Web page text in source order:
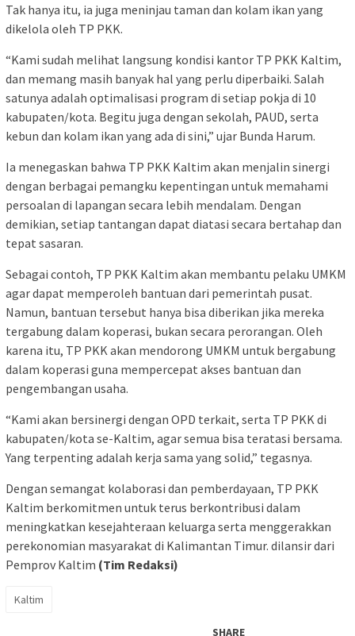
Tak hanya itu, ia juga meninjau taman dan kolam ikan yang
dikelola oleh TP PKK.
“Kami sudah melihat langsung kondisi kantor TP PKK Kaltim,
dan memang masih banyak hal yang perlu diperbaiki. Salah
satunya adalah optimalisasi program di setiap pokja di 10
kabupaten/kota. Begitu juga dengan sekolah, PAUD, serta
kebun dan kolam ikan yang ada di sini,” ujar Bunda Harum.
Ia menegaskan bahwa TP PKK Kaltim akan menjalin sinergi
dengan berbagai pemangku kepentingan untuk memahami
persoalan di lapangan secara lebih mendalam. Dengan
demikian, setiap tantangan dapat diatasi secara bertahap dan
tepat sasaran.
Sebagai contoh, TP PKK Kaltim akan membantu pelaku UMKM
agar dapat memperoleh bantuan dari pemerintah pusat.
Namun, bantuan tersebut hanya bisa diberikan jika mereka
tergabung dalam koperasi, bukan secara perorangan. Oleh
karena itu, TP PKK akan mendorong UMKM untuk bergabung
dalam koperasi guna mempercepat akses bantuan dan
pengembangan usaha.
“Kami akan bersinergi dengan OPD terkait, serta TP PKK di
kabupaten/kota se-Kaltim, agar semua bisa teratasi bersama.
Yang terpenting adalah kerja sama yang solid,” tegasnya.
Dengan semangat kolaborasi dan pemberdayaan, TP PKK
Kaltim berkomitmen untuk terus berkontribusi dalam
meningkatkan kesejahteraan keluarga serta menggerakkan
perekonomian masyarakat di Kalimantan Timur. dilansir dari
Pemprov Kaltim (Tim Redaksi)
Kaltim
SHARE